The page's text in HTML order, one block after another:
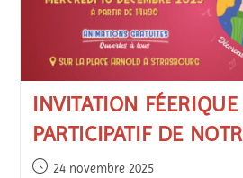
INVITATION
PARTICIPATIF DE
24 novembre 2025